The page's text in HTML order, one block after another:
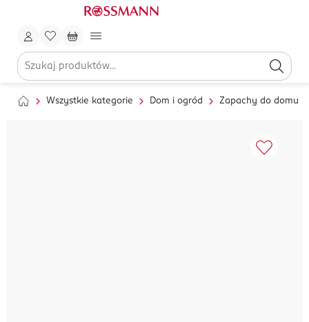
Wszystkie kategorie Dom i ogród Zapachy do domu